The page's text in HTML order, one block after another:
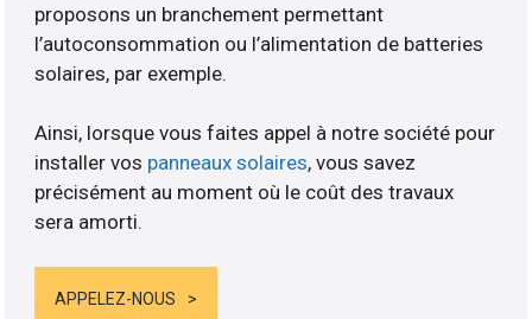
proposons un branchement permettant
l’autoconsommation ou l’alimentation de batteries
solaires, par exemple.
Ainsi, lorsque vous faites appel à notre société pour
installer vos panneaux solaires, vous savez
précisément au moment où le coût des travaux
sera amorti.
APPELEZ-NOUS